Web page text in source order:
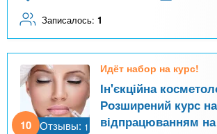
Записалось: 1
10 Отзывы: 1
Идёт набор на курс!
Ін'єкційна
Розширений курс
відпрацюванням